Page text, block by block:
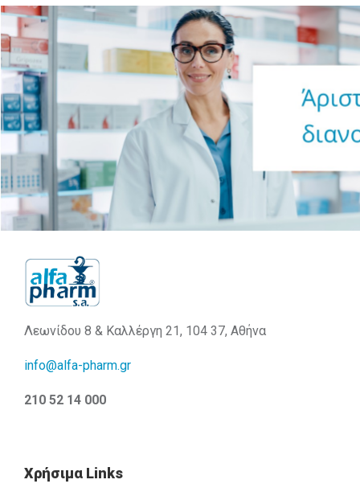
Λεωνίδου 8 & Καλλέργη 21, 104 37, Αθήνα
info@alfa-pharm.gr
210 52 14 000
Χρήσιμα Links